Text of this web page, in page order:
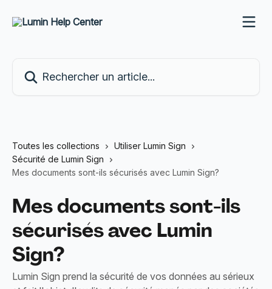
Toutes les collections
Utiliser Lumin Sign
Sécurité de Lumin Sign
Mes documents sont-ils sécurisés avec Lumin Sign?
Mes documents sont-ils
sécurisés avec Lumin
Sign?
Lumin Sign prend la sécurité de vos données au sérieux